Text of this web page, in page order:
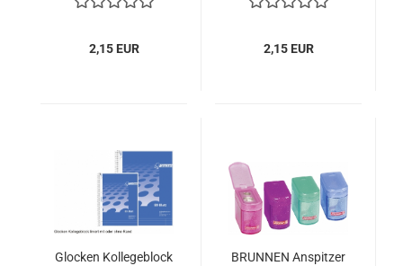
2,15 EUR 2,15 EUR
Glocken Kollegeblock
BRUNNEN Anspitzer